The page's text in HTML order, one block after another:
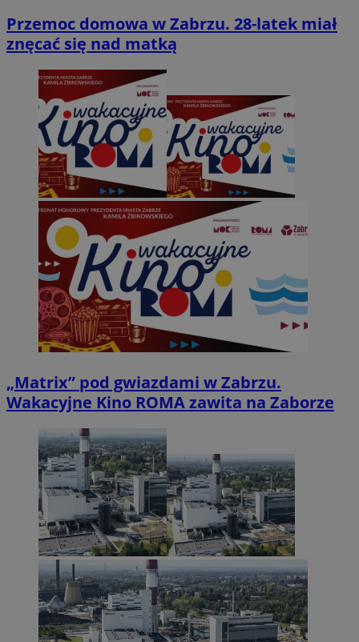
Przemoc domowa w Zabrzu. 28-latek miał
znęcać się nad matką
„Matrix” pod gwiazdami w Zabrzu.
Wakacyjne Kino ROMA zawita na Zaborze